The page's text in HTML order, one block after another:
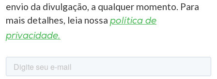
envio da divulgação, a qualquer momento. Para
mais detalhes, leia nossa política de
privacidade.